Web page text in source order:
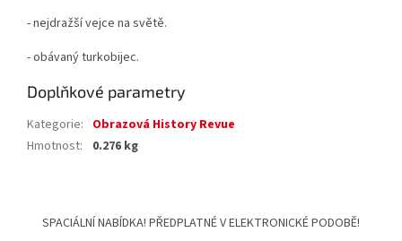
- nejdražší vejce na světě.
- obávaný turkobijec.
Doplňkové parametry
Kategorie: Obrazová History Revue
Hmotnost: 0.276 kg
SPACIÁLNÍ NABÍDKA! PŘEDPLATNÉ V ELEKTRONICKÉ PODOBĚ!